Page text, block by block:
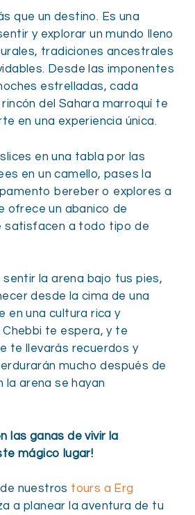
que un destino. Es una
y explorar un mundo lleno
tradiciones ancestrales
Desde las imponentes
estrelladas, cada
del Sahara marroquí te
en una experiencia única.
en una tabla por las
en un camello, pases la
bereber o explores a
ofrece un abanico de
satisfacen a todo tipo de
la arena bajo tus pies,
desde la cima de una
en una cultura rica y
te espera, y te
te llevarás recuerdos y
mucho después de
la arena se hayan
las ganas de vivir la
mágico lugar!
nuestros tours a Erg
a planear la aventura de tu